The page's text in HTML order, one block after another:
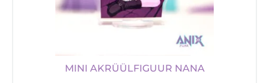
MINI AKRÜÜLFIGUUR NANA